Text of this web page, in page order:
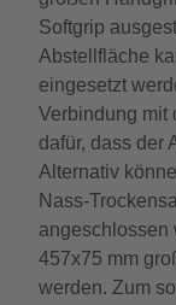
Softgrip
Abstellfläche
eingesetzt
Verbindung mit
dafür, dass der
Alternativ
Nass-
angeschlossen
457x75 mm
werden. Zum